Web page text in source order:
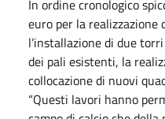
In ordine cronologico
euro per la
l’installazione di due
dei pali esistenti, la
collocazione di nuovi
“Questi lavori hanno